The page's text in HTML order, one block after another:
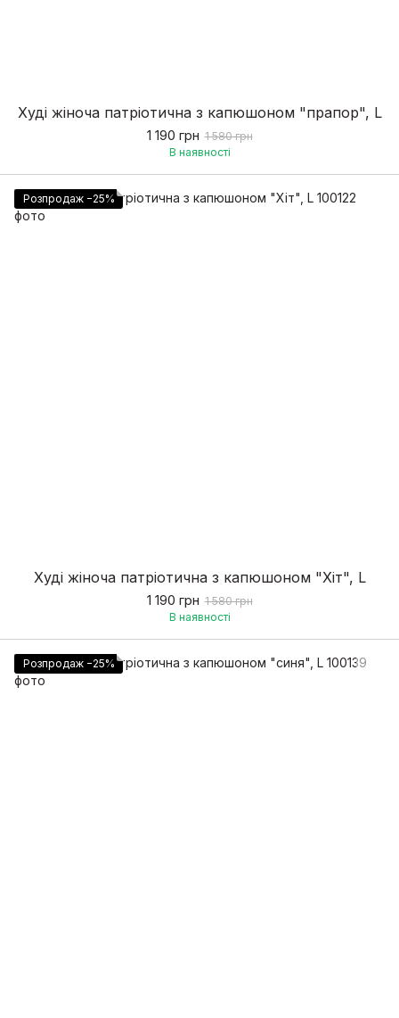
Худі жіноча патріотична з капюшоном "прапор", L
1 190 грн 1 580 грн
В наявності
Розпродаж −25%
Худі жіноча патріотична з капюшоном "Хіт", L
1 190 грн 1 580 грн
В наявності
Розпродаж −25%